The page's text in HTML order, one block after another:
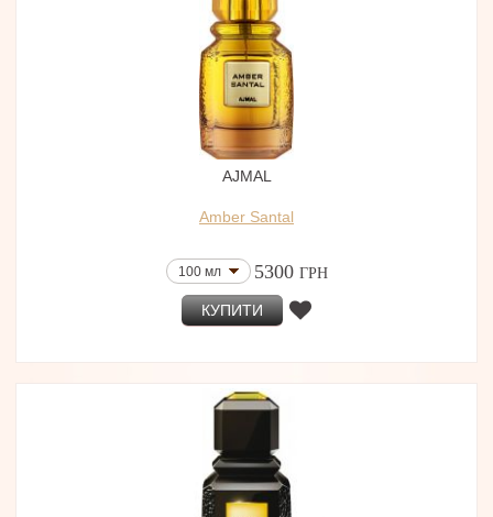
AJMAL
Amber Santal
100 мл 5300 ГРН
КУПИТИ